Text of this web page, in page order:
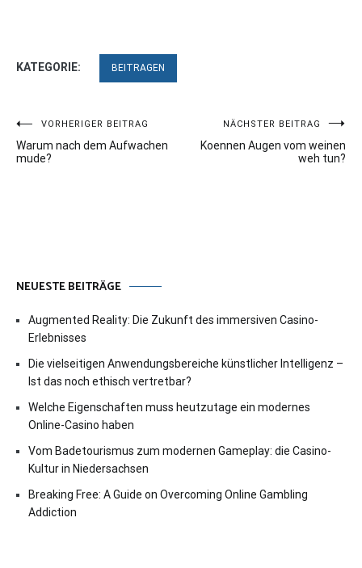
KATEGORIE: BEITRAGEN
Beitragsnavigation
VORHERIGER BEITRAG
Warum nach dem Aufwachen
mude?
NÄCHSTER BEITRAG
Koennen Augen vom weinen
weh tun?
NEUESTE BEITRÄGE
Augmented Reality: Die Zukunft des immersiven Casino-
Erlebnisses
Die vielseitigen Anwendungsbereiche künstlicher Intelligenz –
Ist das noch ethisch vertretbar?
Welche Eigenschaften muss heutzutage ein modernes
Online-Casino haben
Vom Badetourismus zum modernen Gameplay: die Casino-
Kultur in Niedersachsen
Breaking Free: A Guide on Overcoming Online Gambling
Addiction